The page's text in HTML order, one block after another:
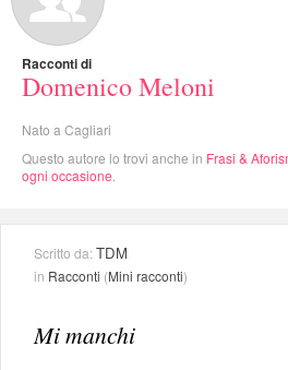
Racconti di
Domenico Meloni
Nato a Cagliari
Questo autore lo trovi anche in Frasi &
ogni occasione
Scritto da:TDM
in Racconti (Mini racconti)
Mi manchi